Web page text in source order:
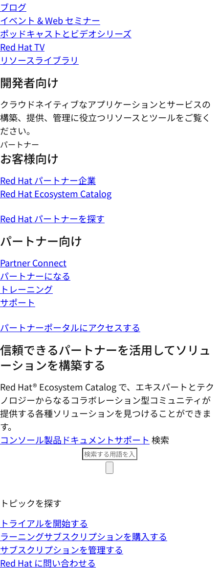
ブログ
イベント & Web セミナー
ポッドキャストとビデオシリーズ
Red Hat TV
リソースライブラリ
開発者向け
クラウドネイティブなアプリケーションとサービスの
構築、提供、管理に役立つリソースとツールをご覧く
ださい。
パートナー
お客様向け
Red Hat パートナー企業
Red Hat Ecosystem Catalog
Red Hat パートナーを探す
パートナー向け
Partner Connect
パートナーになる
トレーニング
サポート
パートナーポータルにアクセスする
信頼できるパートナーを活用してソリュ
ーションを構築する
Red Hat® Ecosystem Catalog で、エキスパートとテク
ノロジーからなるコラボレーション型コミ​ュニティが
提供する各種ソリューションを見つけることができま
す。
コンソール製品ドキュメントサポート 検索
トピックを探す
トライアルを開始する
ラーニングサブスクリプションを購入する
サブスクリプションを管理する
Red Hat に問い合わせる